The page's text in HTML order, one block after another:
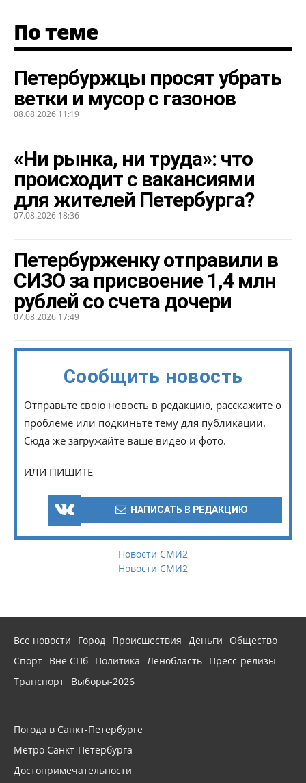
По теме
Петербуржцы просят убрать
ветки и мусор с газонов
08.08.2026 11:19
«Ни рынка, ни труда»: что
происходит с вакансиями
для жителей Петербурга?
07.08.2026 18:36
Петербурженку отправили в
СИЗО за присвоение 1,4 млн
рублей со счета дочери
07.08.2026 17:49
Сообщить новость
Отправьте свою новость в редакцию, расскажите о
проблеме или подкиньте тему для публикации.
Сюда же загружайте ваше видео и фото.
ИЛИ ПИШИТЕ
НАПИСАТЬ В РЕДАКЦИЮ
Новости СМИ2
Новости СМИ2
Все новости Город Происшествия Деньги
Общество
Спорт Вне СПб Политика Ленобласть Пресс-релизы
Транспорт Выборы-2026
Погода в Санкт-Петербурге
Метро Санкт-Петербурга
Достопримечательности